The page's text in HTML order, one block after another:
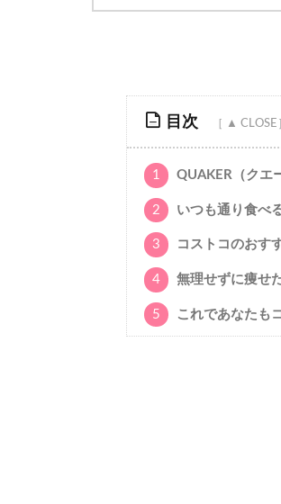
目次
1 QUAKER（クエ
2 いつも通り食べ
3 コストコのおす
4 無理せずに痩せ
5 これであなたも